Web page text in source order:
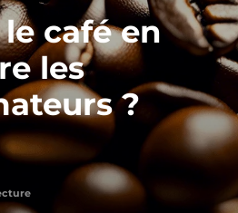
café en
les
?